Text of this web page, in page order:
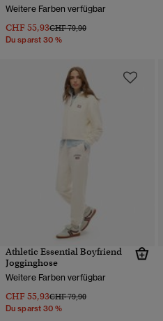
Weitere Farben verfügbar
CHF 55,93Preis wurde reduziert von
CHF 79,90bis
Du sparst 30 %
Athletic Essential Boyfriend
Jogginghose
Weitere Farben verfügbar
CHF 55,93Preis wurde reduziert von
CHF 79,90bis
Du sparst 30 %